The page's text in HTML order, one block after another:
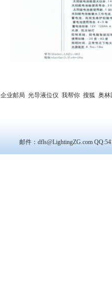
企业邮局 光导液位仪 我帮你 搜狐 奥林
邮件：dfls@LightingZG.com